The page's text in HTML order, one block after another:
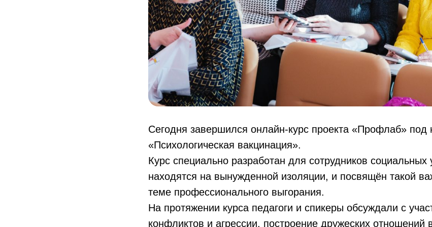
Сегодня завершился онлайн-курс проекта «Профлаб» под
«Психологическая вакцинация».
Курс специально разработан для сотрудников
находятся на вынужденной изоляции, и посвящён такой
теме профессионального выгорания.
На протяжении курса педагоги и спикеры обсуждали с
конфликтов и агрессии, построение дружеских отношений